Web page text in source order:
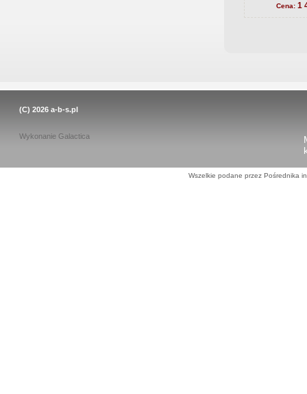
Cena: 1
(C) 2026 a-b-s.pl
Wykonanie Galactica
Wszelkie podane przez Pośrednika